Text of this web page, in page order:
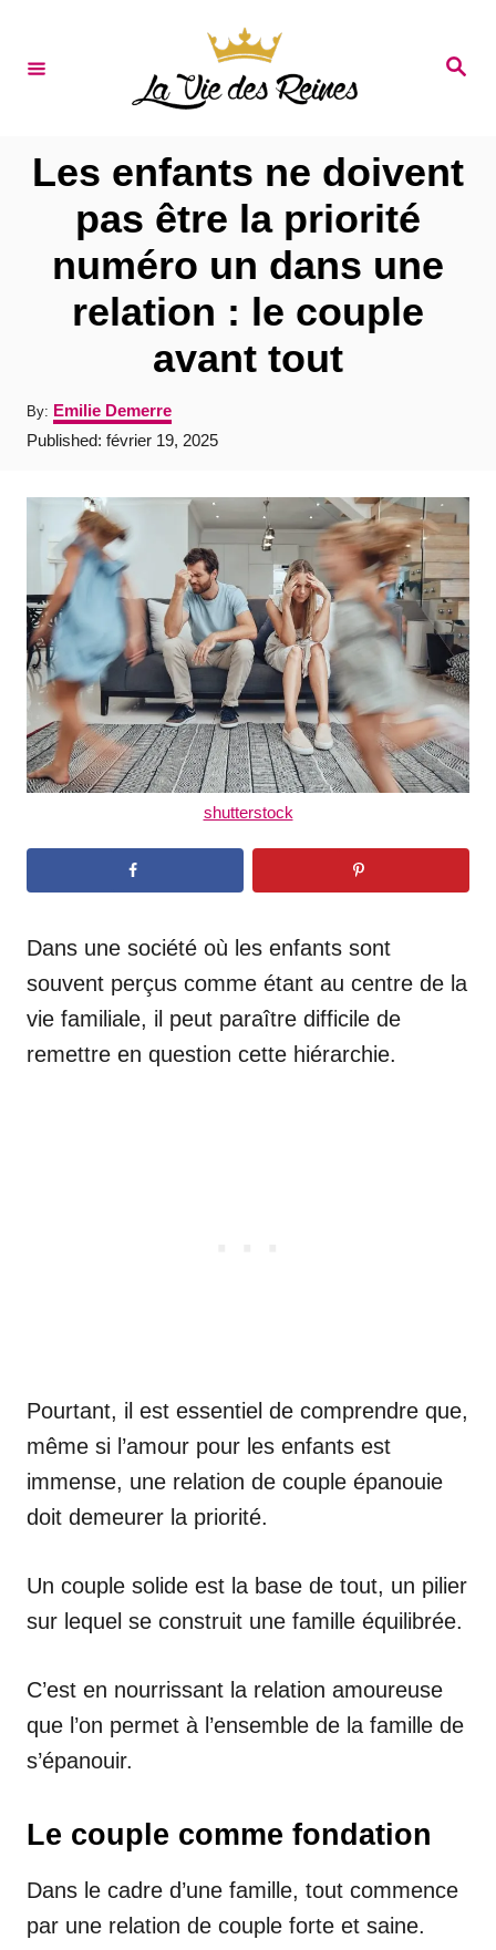
S
Les enfants ne doivent
pas être la priorité
numéro un dans une
relation : le couple
avant tout
By: A
u
t
o
Emilie Demerre
P
n
Published: février 19, 2025
shutterstock
Dans une société où les enfants sont
souvent perçus comme étant au centre de la
vie familiale, il peut paraître difficile de
remettre en question cette hiérarchie.
Pourtant, il est essentiel de comprendre que,
même si l’amour pour les enfants est
immense, une relation de couple épanouie
doit demeurer la priorité.
Un couple solide est la base de tout, un pilier
sur lequel se construit une famille équilibrée.
C’est en nourrissant la relation amoureuse
que l’on permet à l’ensemble de la famille de
s’épanouir.
Le couple comme fondation
Dans le cadre d’une famille, tout commence
par une relation de couple forte et saine.